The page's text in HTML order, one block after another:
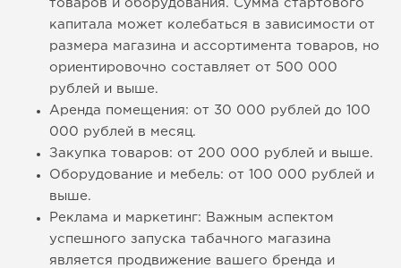
товаров и оборудования. Сумма стартового
капитала может колебаться в зависимости от
размера магазина и ассортимента товаров, но
ориентировочно составляет от 500 000
рублей и выше.
Аренда помещения: от 30 000 рублей до 100
000 рублей в месяц.
Закупка товаров: от 200 000 рублей и выше.
Оборудование и мебель: от 100 000 рублей и
выше.
Реклама и маркетинг: Важным аспектом
успешного запуска табачного магазина
является продвижение вашего бренда и